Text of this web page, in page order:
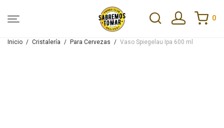
0
Inicio / Cristalería / Para Cervezas / Vaso Spiegelau Ipa 600 ml